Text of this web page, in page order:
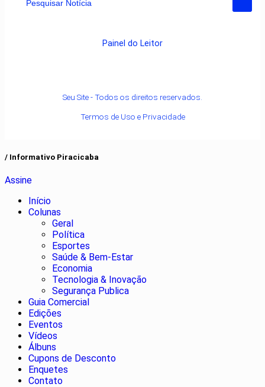
Pesquisar Notícia
Painel do Leitor
Seu Site - Todos os direitos reservados.
Termos de Uso e Privacidade
/ Informativo Piracicaba
Assine
Início
Colunas
Geral
Política
Esportes
Saúde & Bem-Estar
Economia
Tecnologia & Inovação
Segurança Publica
Guia Comercial
Edições
Eventos
Vídeos
Álbuns
Cupons de Desconto
Enquetes
Contato